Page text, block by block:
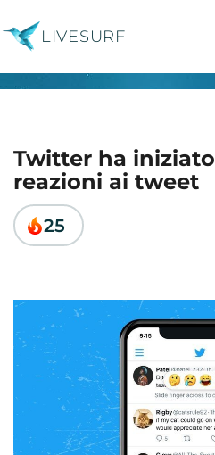
LIVESURF
Twitter ha
reazioni ai tweet
25